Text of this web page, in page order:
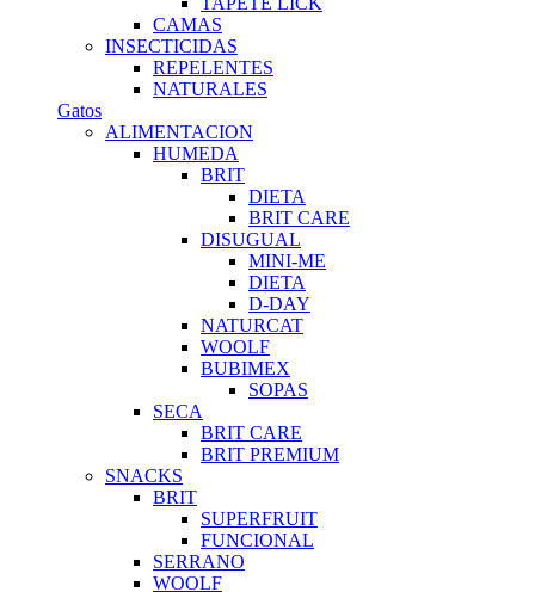
CAMAS
INSECTICIDAS
REPELENTES
NATURALES
Gatos
ALIMENTACION
HUMEDA
BRIT
DIETA
BRIT CARE
DISUGUAL
MINI-ME
DIETA
D-DAY
NATURCAT
WOOLF
BUBIMEX
SOPAS
SECA
BRIT CARE
BRIT PREMIUM
SNACKS
BRIT
SUPERFRUIT
FUNCIONAL
SERRANO
WOOLF